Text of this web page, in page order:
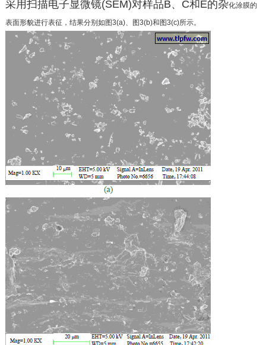
采用扫描电子显微镜(SEM)对样品B、C和E的杂化涂膜的
表面形貌进行表征，结果分别如图3(a)、图3(b)和图3(c)所示。